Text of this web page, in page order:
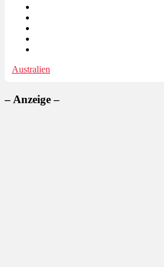
Australien
– Anzeige –